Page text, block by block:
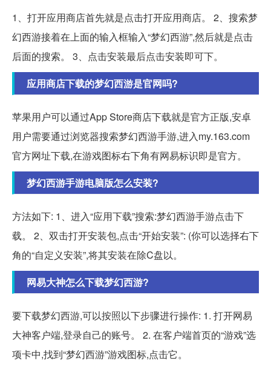
1、打开应用商店首先就是点击打开应用商店。 2、搜索梦
幻西游接着在上面的输入框输入“梦幻西游”,然后就是点击
后面的搜索。 3、点击安装最后点击安装即可下。
应用商店下载的梦幻西游是官网吗?
苹果用户可以通过App Store商店下载就是官方正版,安卓
用户需要通过浏览器搜索梦幻西游手游,进入my.163.com
官方网址下载,在游戏图标右下角有网易标识即是官方。
梦幻西游手游电脑版怎么安装?
方法如下: 1、进入“应用下载”搜索:梦幻西游手游点击下
载。 2、双击打开安装包,点击“开始安装”: (你可以选择右下
角的“自定义安装”,将其安装在除C盘以。
网易大神怎么下载梦幻西游?
要下载梦幻西游,可以按照以下步骤进行操作: 1. 打开网易
大神客户端,登录自己的账号。 2. 在客户端首页的“游戏”选
项卡中,找到“梦幻西游”游戏图标,点击它。